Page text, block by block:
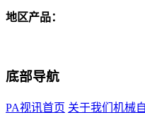
地区产品：
底部导航
PA视讯首页 关于我们 机械